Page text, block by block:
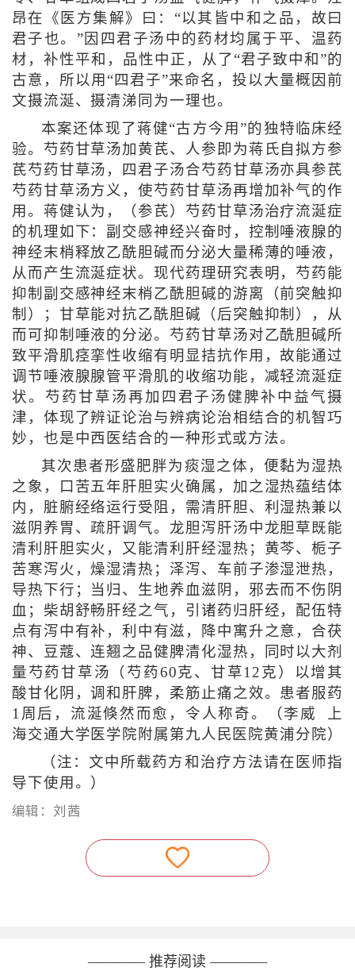
昂在《医方集解》曰：“以其皆中和之品，故曰
君子也。”因四君子汤中的药材均属于平、温药
材，补性平和，品性中正，从了“君子致中和”的
古意，所以用“四君子”来命名，投以大量概因前
文摄流涎、摄清涕同为一理也。
本案还体现了蒋健“古方今用”的独特临床经
验。芍药甘草汤加黄芪、人参即为蒋氏自拟方参
芪芍药甘草汤，四君子汤合芍药甘草汤亦具参芪
芍药甘草汤方义，使芍药甘草汤再增加补气的作
用。蒋健认为，（参芪）芍药甘草汤治疗流涎症
的机理如下：副交感神经兴奋时，控制唾液腺的
神经末梢释放乙酰胆碱而分泌大量稀薄的唾液，
从而产生流涎症状。现代药理研究表明，芍药能
抑制副交感神经末梢乙酰胆碱的游离（前突触抑
制）；甘草能对抗乙酰胆碱（后突触抑制），从
而可抑制唾液的分泌。芍药甘草汤对乙酰胆碱所
致平滑肌痉挛性收缩有明显拮抗作用，故能通过
调节唾液腺腺管平滑肌的收缩功能，减轻流涎症
状。芍药甘草汤再加四君子汤健脾补中益气摄
津，体现了辨证论治与辨病论治相结合的机智巧
妙，也是中西医结合的一种形式或方法。
其次患者形盛肥胖为痰湿之体，便黏为湿热
之象，口苦五年肝胆实火确属，加之湿热蕴结体
内，脏腑经络运行受阻，需清肝胆、利湿热兼以
滋阴养胃、疏肝调气。龙胆泻肝汤中龙胆草既能
清利肝胆实火，又能清利肝经湿热；黄芩、栀子
苦寒泻火，燥湿清热；泽泻、车前子渗湿泄热，
导热下行；当归、生地养血滋阴，邪去而不伤阴
血；柴胡舒畅肝经之气，引诸药归肝经，配伍特
点有泻中有补，利中有滋，降中寓升之意，合茯
神、豆蔻、连翘之品健脾清化湿热，同时以大剂
量芍药甘草汤（芍药60克、甘草12克）以增其
酸甘化阴，调和肝脾，柔筋止痛之效。患者服药
1周后，流涎倏然而愈，令人称奇。（李威 上
海交通大学医学院附属第九人民医院黄浦分院）
（注：文中所载药方和治疗方法请在医师指
导下使用。）
编辑：刘茜
———— 推荐阅读 ————